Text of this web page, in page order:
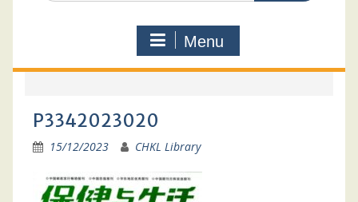
Menu
P3342023020
15/12/2023 CHKL Library